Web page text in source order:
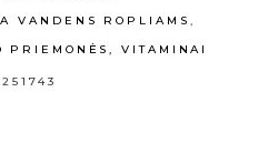
VANDENS ROPLIAMS ,
PRIEMONĖS, VITAMINAI